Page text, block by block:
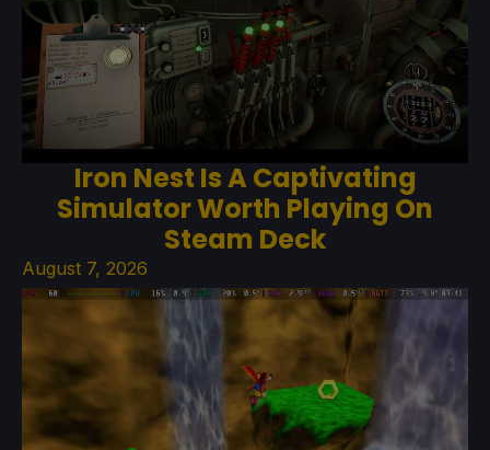
Iron Nest Is A Captivating
Simulator Worth Playing On
Steam Deck
August 7, 2026